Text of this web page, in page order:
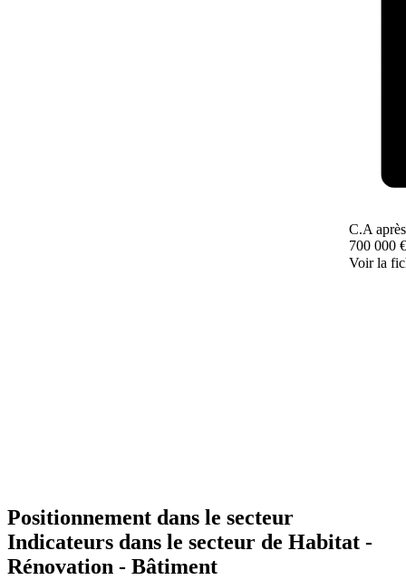
C.A
700 000 €
Voir la
Positionnement dans le secteur
Indicateurs dans le secteur de Habitat -
Rénovation - Bâtiment